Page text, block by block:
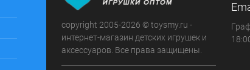
copyright 2005-2026 © toysmy.ru -
интернет-магазин детских игрушек и
аксессуаров. Все права защищены.